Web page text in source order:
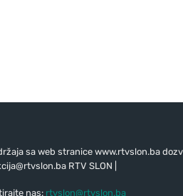
sa web stranice www.rtvslon.ba
RTV SLON |
nas: rtvslon@rtvslon.ba